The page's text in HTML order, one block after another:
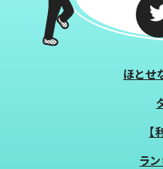
ほとせ
【
ラ